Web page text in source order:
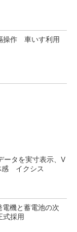
操作 車いす利用
ータを実寸表示、V
感 イクシス
機と蓄電池の次
式採用